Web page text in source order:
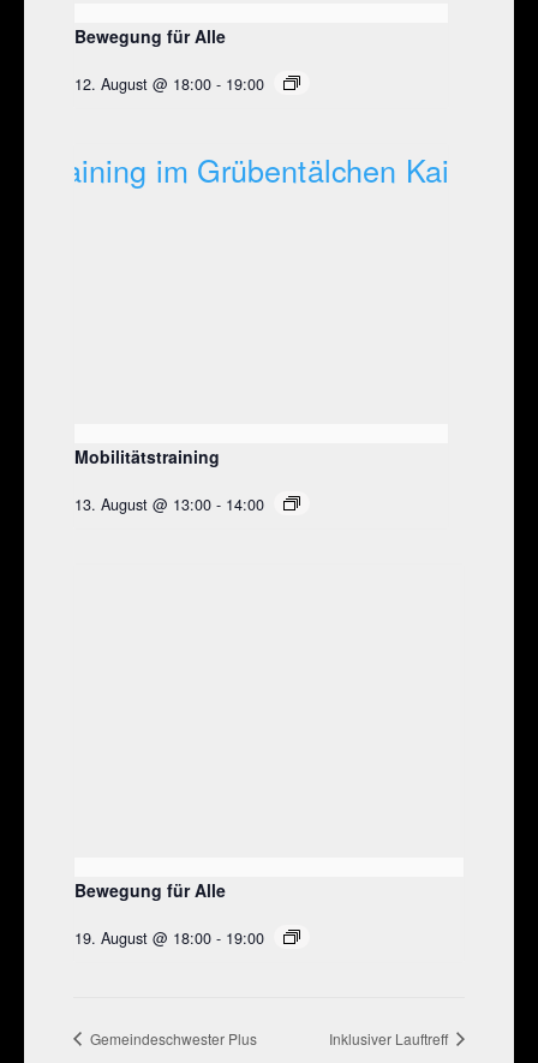
Bewegung für Alle
12. August @ 18:00 - 19:00
Mobilitätstraining
13. August @ 13:00 - 14:00
Bewegung für Alle
19. August @ 18:00 - 19:00
Gemeindeschwester Plus Inklusiver Lauftreff